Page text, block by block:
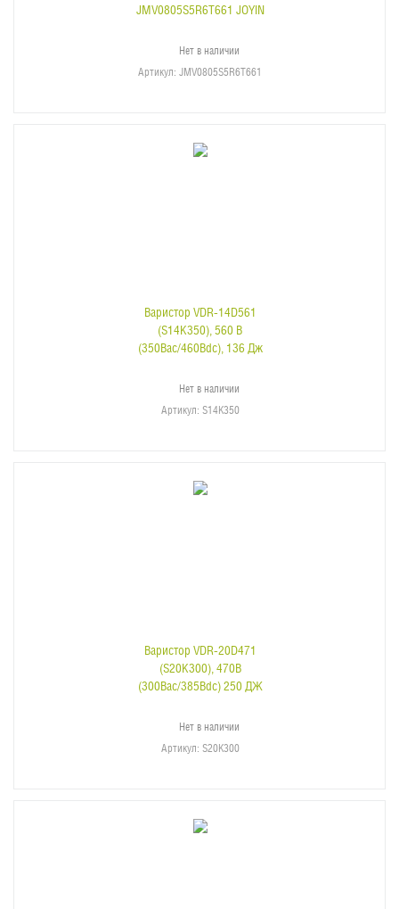
JMV0805S5R6T661 JOYIN
Нет в наличии
Артикул: JMV0805S5R6T661
Варистор VDR-14D561
(S14K350), 560 В
(350Вac/460Вdc), 136 Дж
Нет в наличии
Артикул: S14K350
Варистор VDR-20D471
(S20K300), 470В
(300Bac/385Bdc) 250 ДЖ
Нет в наличии
Артикул: S20K300